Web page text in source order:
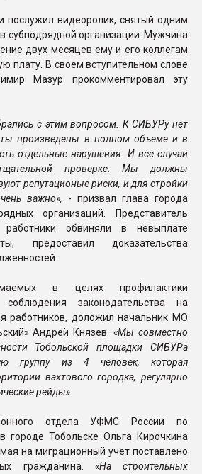
послужил видеоролик, снятый одним
субподрядной организации. Мужчина
двух месяцев ему и его коллегам
плату. В своем вступительном слове
Мазур прокомментировал эту
с этим вопросом. К СИБУРу нет
произведены в полном объеме и в
отдельные нарушения. И все случаи
проверке. Мы должны
репутационые риски, и для стройки
важно», - призвал глава города
организаций. Представитель
работники обвиняли в невыплате
предоставил доказательства
в целях профилактики
законодательства на
работников, доложил начальник МО
Андрей Князев:«Мы совместно
Тобольской площадки СИБУРа
группу из 4 человек, которая
вахтового городка, регулярно
рейды».
отдела УФМС России по
городе Тобольске Ольга Кирочкина
на миграционный учет поставлено
гражданина. «На строительных